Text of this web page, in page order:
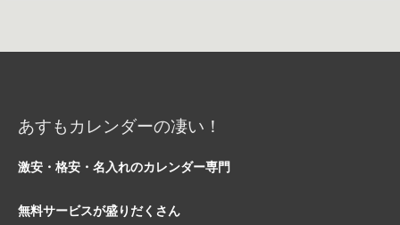
あすもカレンダーの凄い！
激安・格安・名入れのカレンダー専門
無料サービスが盛りだくさん